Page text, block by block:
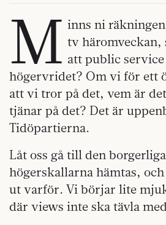
M inns ni
tv
att public
högervridet? Om vi för ett
att vi tror på det, vem är
tjänar på det? Det är
Tidöpartierna.
Låt oss gå till den
högerskallarna hämtas,
ut varför. Vi börjar lite
där views inte ska tävla